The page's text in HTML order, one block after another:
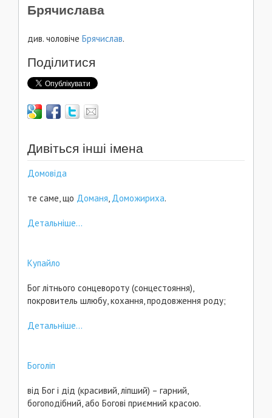
Брячислава
див. чоловіче Брячислав.
Поділитися
Дивіться інші імена
Домовіда
те саме, що Доманя, Доможириха.
Детальніше...
Купайло
Бог літнього сонцевороту (сонцестояння),
покровитель шлюбу, кохання, продовження роду;
Детальніше...
Боголіп
від Бог і дід (красивий, ліпший) – гарний,
богоподібний, або Богові приємний красою.